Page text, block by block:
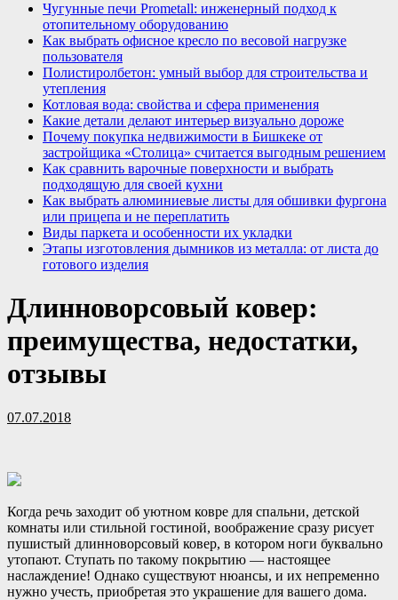
Чугунные печи Prometall: инженерный подход к
отопительному оборудованию
Как выбрать офисное кресло по весовой нагрузке
пользователя
Полистиролбетон: умный выбор для строительства и
утепления
Котловая вода: свойства и сфера применения
Какие детали делают интерьер визуально дороже
Почему покупка недвижимости в Бишкеке от
застройщика «Столица» считается выгодным решением
Как сравнить варочные поверхности и выбрать
подходящую для своей кухни
Как выбрать алюминиевые листы для обшивки фургона
или прицепа и не переплатить
Виды паркета и особенности их укладки
Этапы изготовления дымников из металла: от листа до
готового изделия
Длинноворсовый ковер:
преимущества, недостатки,
отзывы
07.07.2018
Когда речь заходит об уютном ковре для спальни, детской
комнаты или стильной гостиной, воображение сразу рисует
пушистый длинноворсовый ковер, в котором ноги буквально
утопают. Ступать по такому покрытию — настоящее
наслаждение! Однако существуют нюансы, и их непременно
нужно учесть, приобретая это украшение для вашего дома.